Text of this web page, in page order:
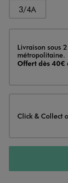
3/4A
Livraison
Livraison sous
métropolitaine.
Offert dès 40€
Click & Collect